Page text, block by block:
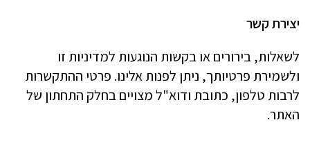
יצירת קשר
לשאלות, בירורים או בקשות הנוגעות למדיניות זו
ולשמירת פרטיותך, ניתן לפנות אלינו. פרטי ההתקשרות
לרבות טלפון, כתובת ודוא"ל מצויים בחלק התחתון של
האתר.